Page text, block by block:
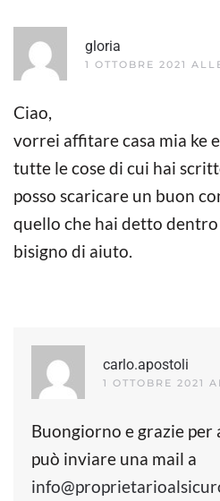
gloria
1 OTTOBRE 2021
Ciao,
vorrei affitare casa mia ke
tutte le cose di cui hai
posso scaricare un buon
quello che hai detto
bisigno di aiuto.
carlo.apostoli
1 OTTOBRE 2021
Buongiorno e grazie
può inviare una mail a